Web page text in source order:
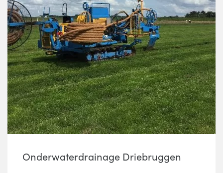
Onderwaterdrainage Driebruggen